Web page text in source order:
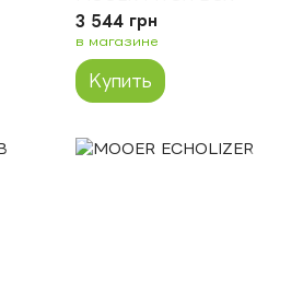
3 544 грн
в магазине
Купить